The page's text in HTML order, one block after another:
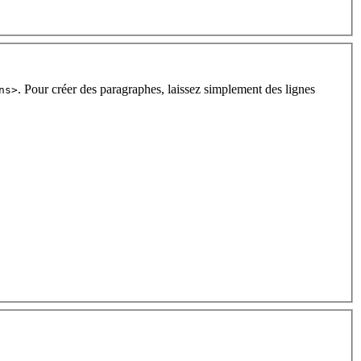
. Pour créer des paragraphes, laissez simplement des lignes